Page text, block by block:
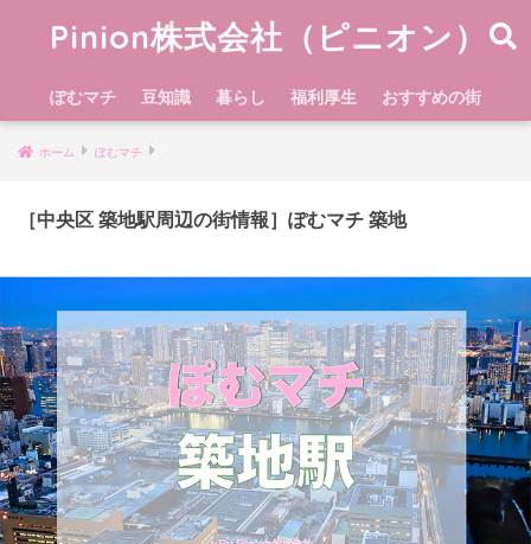
Pinion株式会社（ピニオン）
ぽむマチ 豆知識 暮らし 福利厚生 おすすめの街
ホーム ぽむマチ
［中央区 築地駅周辺の街情報］ぽむマチ 築地